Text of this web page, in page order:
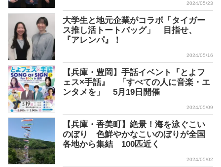
2024/05/23
大学生と地元企業がコラボ「タイガー
ス推し活トートバッグ」 目指せ、
『アレンパ』！
2024/05/16
【兵庫・豊岡】手話イベント『とよフ
ェス×手話』 「すべての人に音楽・エ
ンタメを」 5月19日開催
2024/05/09
【兵庫・香美町】絶景！海を泳ぐこい
のぼり 色鮮やかなこいのぼりが全国
各地から集結 100匹近く
2024/05/02